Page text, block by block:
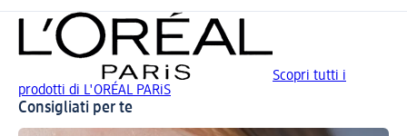
Scopri tutti i
prodotti di L'ORÉAL PARiS
Consigliati per te